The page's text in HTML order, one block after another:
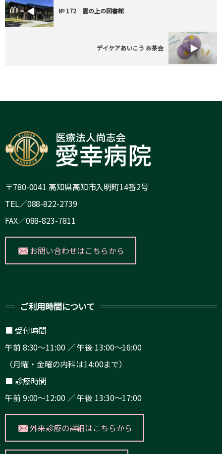
№ 172 雲の上の図書館
デイケアあいこう お茶会
〒780-0041 高知県高知市入明町14番2号
TEL／088-822-2739
FAX／088-823-7811
お問い合わせはこちらから
ご利用時間について
■ 受付時間
午前 8:30～11:00 ／ 午後 13:00～16:00
（月曜・金曜の内科は14:00まで）
■ 診療時間
午前 9:00～12:00 ／ 午後 13:30～17:00
外来診療の詳細はこちらから